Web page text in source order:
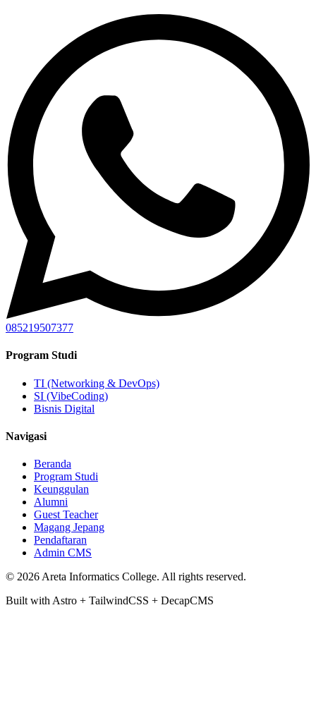
085219507377
Program Studi
TI (Networking & DevOps)
SI (VibeCoding)
Bisnis Digital
Navigasi
Beranda
Program Studi
Keunggulan
Alumni
Guest Teacher
Magang Jepang
Pendaftaran
Admin CMS
© 2026 Areta Informatics College. All rights reserved.
Built with Astro + TailwindCSS + DecapCMS